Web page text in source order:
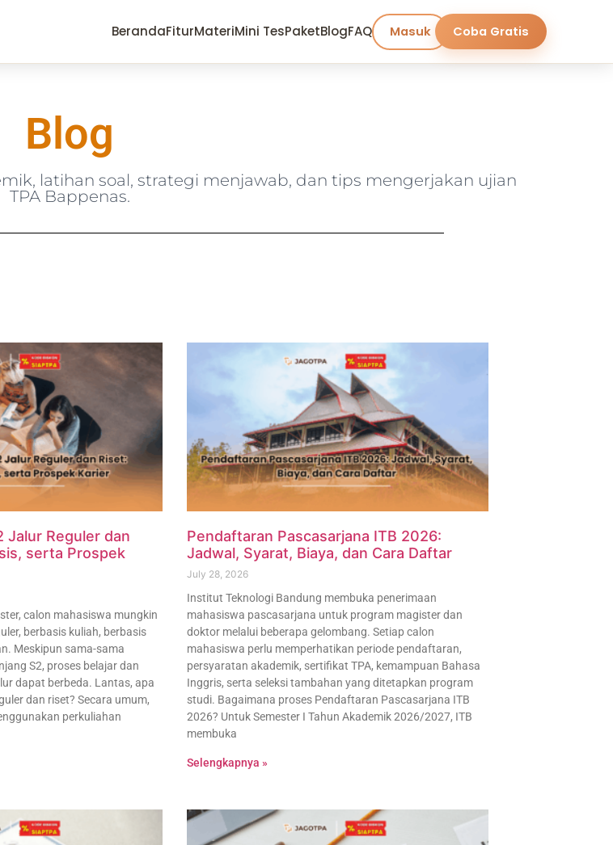
BerandaFiturMateriMini TesPaketBlogFAQ Masuk Coba Gratis
Blog
latihan soal, strategi menjawab, dan tips mengerjakan ujian
TPA Bappenas.
Jalur Reguler dan
serta Prospek
calon mahasiswa mungkin
berbasis kuliah, berbasis
Meskipun sama-sama
S2, proses belajar dan
dapat berbeda. Lantas, apa
dan riset? Secara umum,
perkuliahan
Pendaftaran Pascasarjana ITB 2026:
Jadwal, Syarat, Biaya, dan Cara Daftar
July 28, 2026
Institut Teknologi Bandung membuka penerimaan
mahasiswa pascasarjana untuk program magister dan
doktor melalui beberapa gelombang. Setiap calon
mahasiswa perlu memperhatikan periode pendaftaran,
persyaratan akademik, sertifikat TPA, kemampuan Bahasa
Inggris, serta seleksi tambahan yang ditetapkan program
studi. Bagaimana proses Pendaftaran Pascasarjana ITB
2026? Untuk Semester I Tahun Akademik 2026/2027, ITB
membuka
Selengkapnya »